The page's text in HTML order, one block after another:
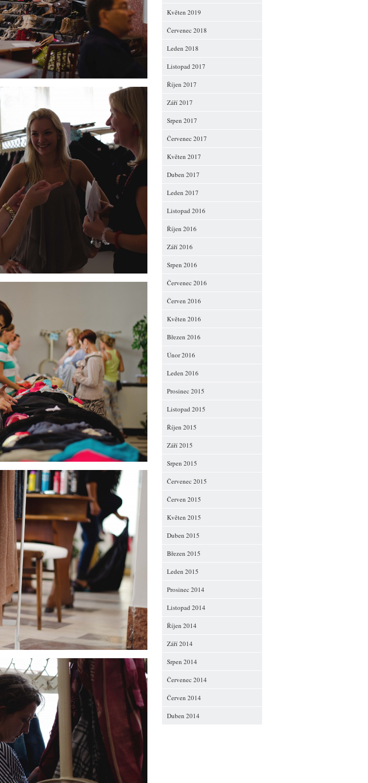
Květen 2019
Červenec 2018
Leden 2018
Listopad 2017
Říjen 2017
Září 2017
Srpen 2017
Červenec 2017
Květen 2017
Duben 2017
Leden 2017
Listopad 2016
Říjen 2016
Září 2016
Srpen 2016
Červenec 2016
Červen 2016
Květen 2016
Březen 2016
Únor 2016
Leden 2016
Prosinec 2015
Listopad 2015
Říjen 2015
Září 2015
Srpen 2015
Červenec 2015
Červen 2015
Květen 2015
Duben 2015
Březen 2015
Leden 2015
Prosinec 2014
Listopad 2014
Říjen 2014
Září 2014
Srpen 2014
Červenec 2014
Červen 2014
Duben 2014